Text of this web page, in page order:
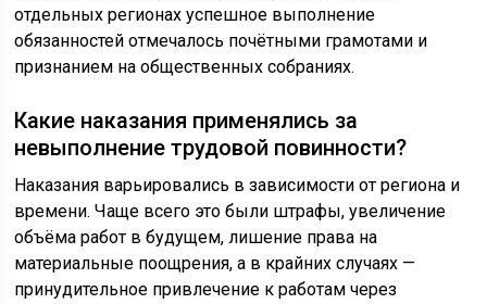
отдельных регионах успешное выполнение
обязанностей отмечалось почётными грамотами и
признанием на общественных собраниях.
Какие наказания применялись за
невыполнение трудовой повинности?
Наказания варьировались в зависимости от региона и
времени. Чаще всего это были штрафы, увеличение
объёма работ в будущем, лишение права на
материальные поощрения, а в крайних случаях —
принудительное привлечение к работам через